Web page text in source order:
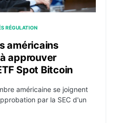
RÉGULATION
américains
approuver
Spot Bitcoin
américaine se joignent
par la SEC d'un